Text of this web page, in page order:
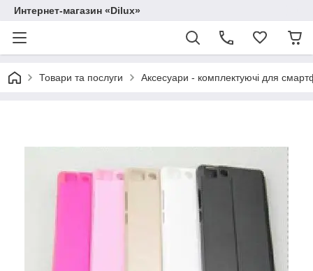
Интернет-магазин «Dilux»
Товари та послуги Аксесуари - комплектуючі для